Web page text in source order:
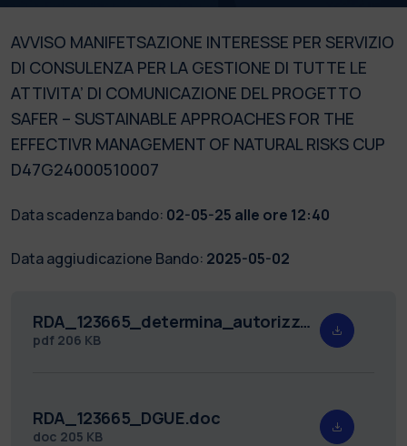
AVVISO MANIFETSAZIONE INTERESSE PER SERVIZIO
DI CONSULENZA PER LA GESTIONE DI TUTTE LE
ATTIVITA’ DI COMUNICAZIONE DEL PROGETTO
SAFER – SUSTAINABLE APPROACHES FOR THE
EFFECTIVR MANAGEMENT OF NATURAL RISKS CUP
D47G24000510007
Data scadenza bando: 02-05-25 alle ore 12:40
Data aggiudicazione Bando: 2025-05-02
RDA_123665_determina_autorizzazione_pubblicazione_avviso_PROT.pdf
pdf 206 KB
RDA_123665_DGUE.doc
doc 205 KB